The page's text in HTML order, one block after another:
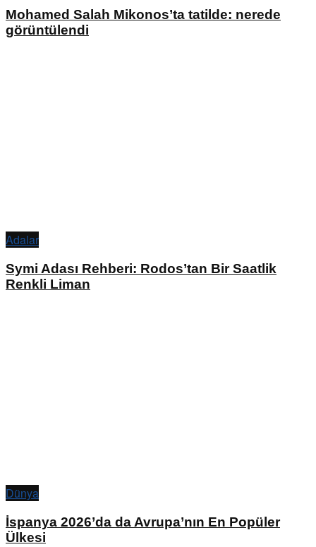
Mohamed Salah Mikonos’ta tatilde: nerede
görüntülendi
Adalar
Symi Adası Rehberi: Rodos’tan Bir Saatlik
Renkli Liman
Dünya
İspanya 2026’da da Avrupa’nın En Popüler
Ülkesi